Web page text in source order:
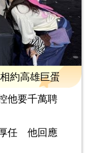
約高雄巨蛋
他要千萬聘
任 他回應